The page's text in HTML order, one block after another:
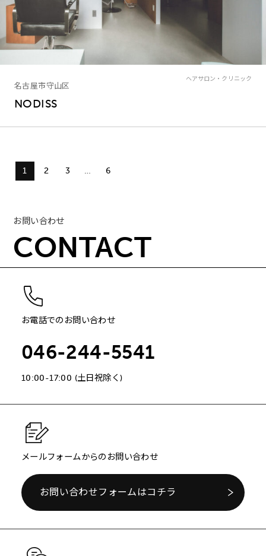
NODISS
名古屋市守山区
ヘアサロン・クリニック
1 2 3 … 6
お問い合わせ
CONTACT
お電話でのお問い合わせ
046-244-5541
10:00-17:00 (土日祝除く)
メールフォームからのお問い合わせ
お問い合わせフォームはコチラ